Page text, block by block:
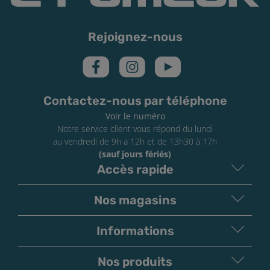
à l’abri la lumière
température ambiante
après toute utilisation
Vérifiez de temps à autre la DLUO afin de pas perdre
Rejoignez-nous
Contactez-nous par téléphone
Voir le numéro
Notre service client vous répond du lundi
au vendredi de 9h à 12h et de 13h30 à 17h
(sauf jours fériés)
Accès rapide
Nos magasins
Informations
Nos produits